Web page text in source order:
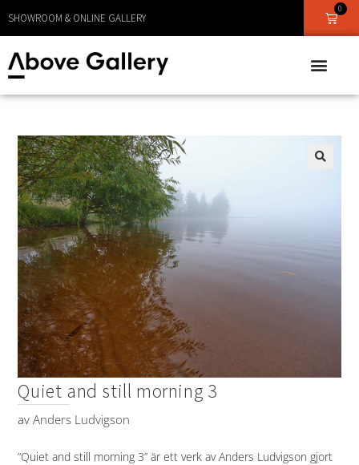
SHOWROOM & ONLINE GALLERY
0
Quiet and still morning 3
avAnders Ludvigson
”Quiet and still morning 3” är ett verk av Anders Ludvigson gjort